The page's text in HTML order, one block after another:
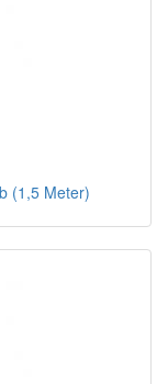
(1,5 Meter)